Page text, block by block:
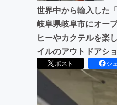
世界中から輸入した
岐阜県岐阜市にオー
ヒーやカクテルを楽
イルのアウトドアシ
ポスト シ